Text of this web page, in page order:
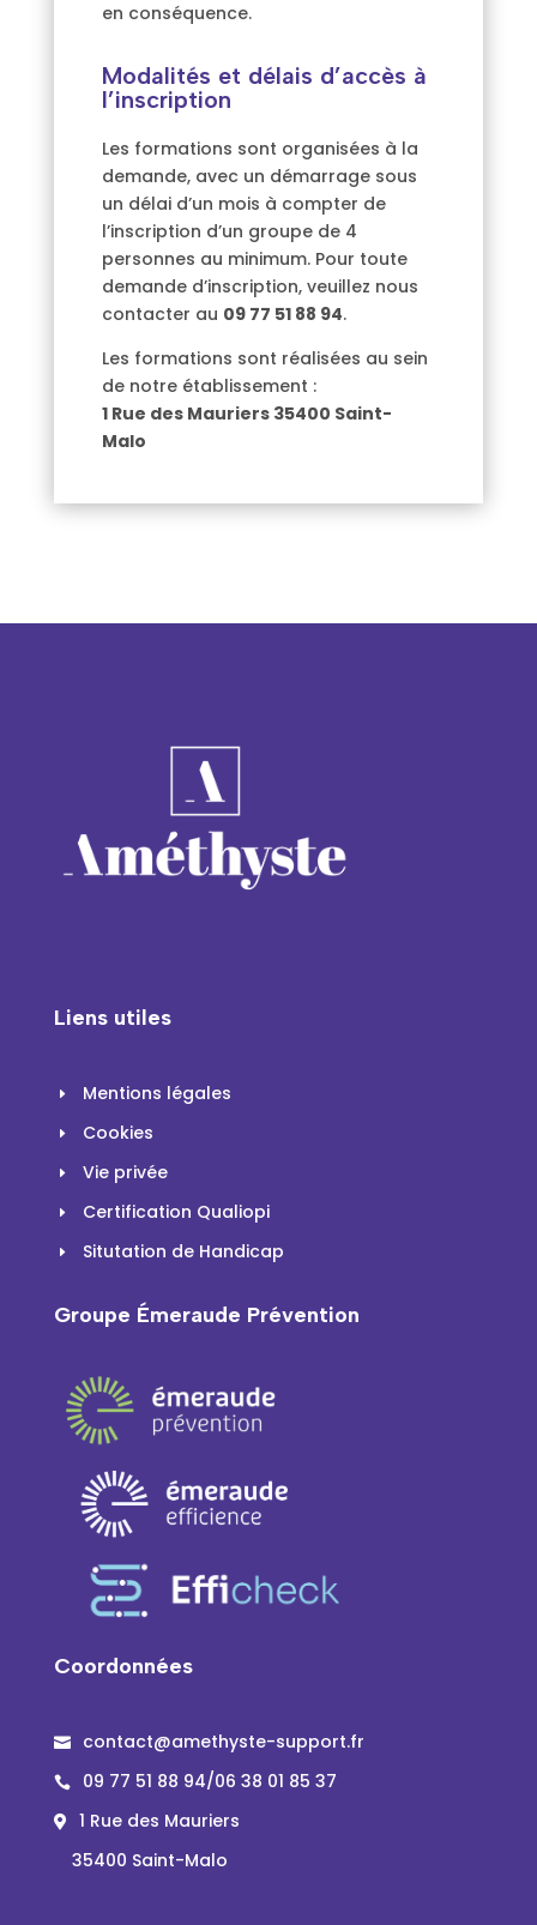
en conséquence.
Modalités et délais d’accès à
l’inscription
Les formations sont organisées à la
demande, avec un démarrage sous
un délai d’un mois à compter de
l’inscription d’un groupe de 4
personnes au minimum. Pour toute
demande d’inscription, veuillez nous
contacter au 09 77 51 88 94.
Les formations sont réalisées au sein
de notre établissement :
1 Rue des Mauriers 35400 Saint-
Malo
Liens utiles
E Mentions légales
E Cookies
E Vie privée
E Certification Qualiopi
E Situtation de Handicap
Groupe Émeraude Prévention
Coordonnées
 contact@amethyste-support.fr
 09 77 51 88 94/06 38 01 85 37

1 Rue des Mauriers
35400 Saint-Malo